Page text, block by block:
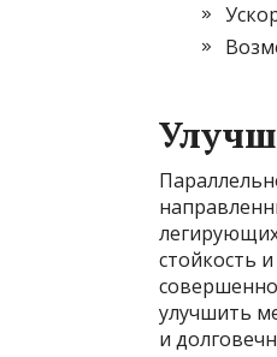
стойкость
улучшить
и